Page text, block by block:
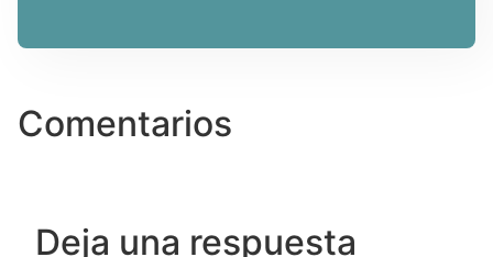
Comentarios
Deja una respuesta